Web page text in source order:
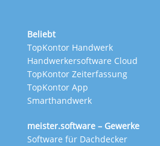
Beliebt
TopKontor Handwerk
Handwerkersoftware Cloud
TopKontor Zeiterfassung
TopKontor App
Smarthandwerk
meister.software – Gewerke
Software für Dachdecker